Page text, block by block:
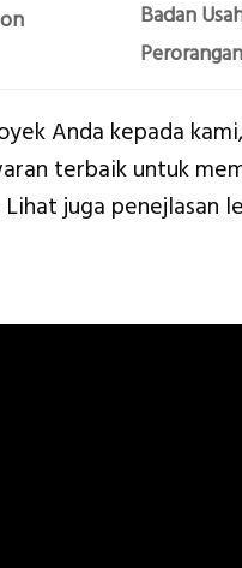
Badan
Anda kepada
terbaik untuk
juga penejlasan